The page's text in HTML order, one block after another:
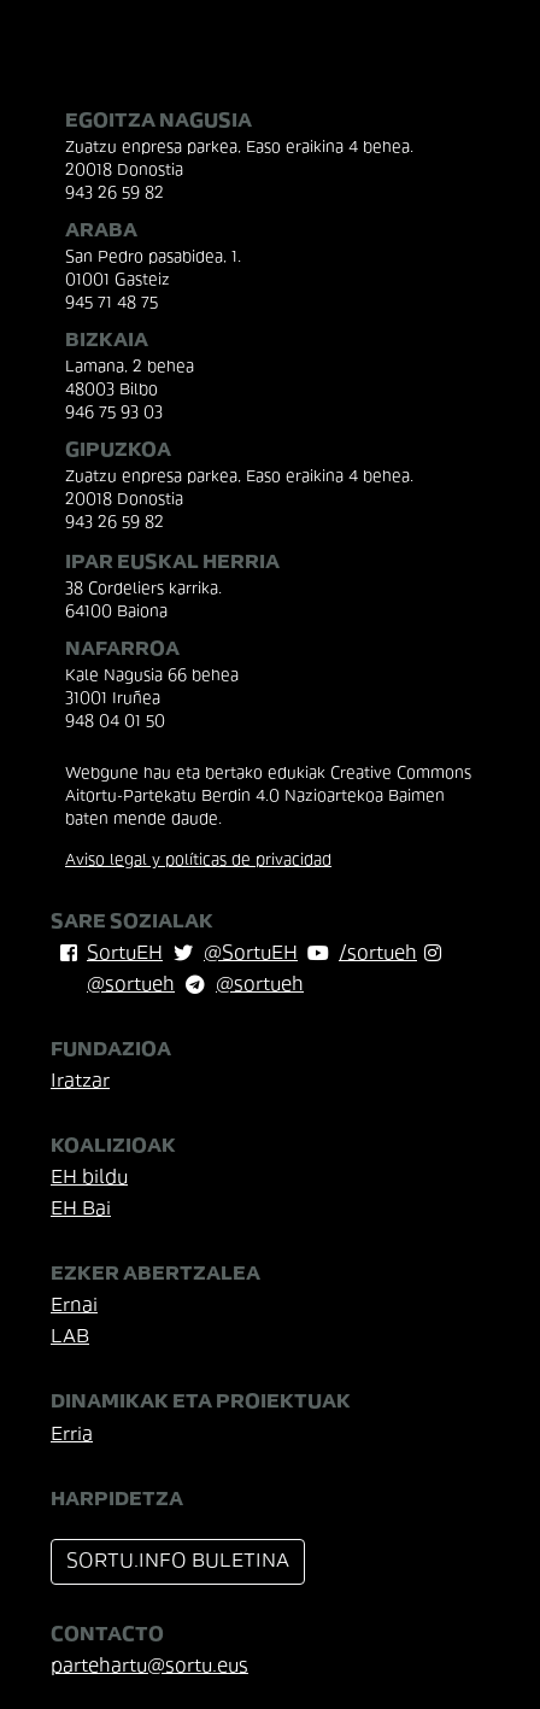
EGOITZA NAGUSIA
Zuatzu enpresa parkea, Easo eraikina 4 behea.
20018 Donostia
943 26 59 82
ARABA
San Pedro pasabidea, 1.
01001 Gasteiz
945 71 48 75
BIZKAIA
Lamana, 2 behea
48003 Bilbo
946 75 93 03
GIPUZKOA
Zuatzu enpresa parkea, Easo eraikina 4 behea.
20018 Donostia
943 26 59 82
IPAR EUSKAL HERRIA
38 Cordeliers karrika.
64100 Baiona
NAFARROA
Kale Nagusia 66 behea
31001 Iruñea
948 04 01 50
Webgune hau eta bertako edukiak Creative Commons
Aitortu-Partekatu Berdin 4.0 Nazioartekoa Baimen
baten mende daude.
Aviso legal y políticas de privacidad
SARE SOZIALAK
SortuEH
@SortuEH
/sortueh
@sortueh
@sortueh
FUNDAZIOA
Iratzar
KOALIZIOAK
EH bildu
EH Bai
EZKER ABERTZALEA
Ernai
LAB
DINAMIKAK ETA PROIEKTUAK
Erria
HARPIDETZA
SORTU.INFO BULETINA
CONTACTO
partehartu@sortu.eus